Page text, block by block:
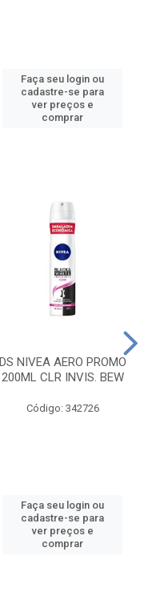
Faça seu login ou
cadastre-se para
ver preços e
comprar
DS NIVEA AERO PROMO
200ML CLR INVIS. BEW
Código: 342726
Faça seu login ou
cadastre-se para
ver preços e
comprar